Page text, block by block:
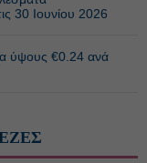
30 Ιουνίου 2026
ύψους €0.24 ανά